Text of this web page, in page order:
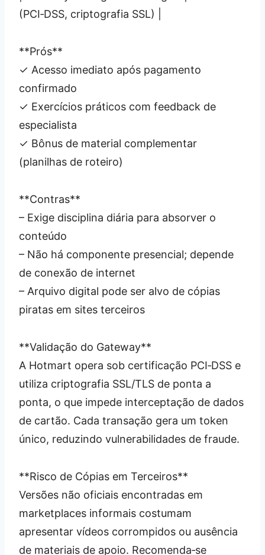
(PCI‑DSS, criptografia SSL) |
**Prós**
✓ Acesso imediato após pagamento
confirmado
✓ Exercícios práticos com feedback de
especialista
✓ Bônus de material complementar
(planilhas de roteiro)
**Contras**
– Exige disciplina diária para absorver o
conteúdo
– Não há componente presencial; depende
de conexão de internet
– Arquivo digital pode ser alvo de cópias
piratas em sites terceiros
**Validação do Gateway**
A Hotmart opera sob certificação PCI‑DSS e
utiliza criptografia SSL/TLS de ponta a
ponta, o que impede interceptação de dados
de cartão. Cada transação gera um token
único, reduzindo vulnerabilidades de fraude.
**Risco de Cópias em Terceiros**
Versões não oficiais encontradas em
marketplaces informais costumam
apresentar vídeos corrompidos ou ausência
de materiais de apoio. Recomenda‑se